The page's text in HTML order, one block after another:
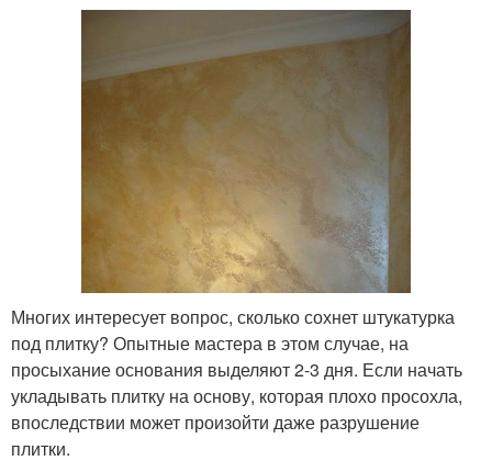
Многих интересует вопрос, сколько сохнет штукатурка
под плитку? Опытные мастера в этом случае, на
просыхание основания выделяют 2-3 дня. Если начать
укладывать плитку на основу, которая плохо просохла,
впоследствии может произойти даже разрушение
плитки.